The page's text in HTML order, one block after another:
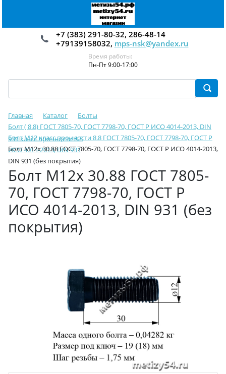
+7 (383) 291-80-32, 286-48-14
+79139158032, mps-nsk@yandex.ru
Время работы:
Пн-Пт 9:00-17:00
Главная Каталог
Болты
Болт ( 8.8) ГОСТ 7805-70, ГОСТ 7798-70, ГОСТ Р ИСО 4014-2013, DIN
931 класс прочности 8.8
Болт М12 класс прочности 8.8 ГОСТ 7805-70, ГОСТ 7798-70, ГОСТ Р
ИСО 4014-2013, DIN 931
Болт М12х 30.88 ГОСТ 7805-70, ГОСТ 7798-70, ГОСТ Р ИСО 4014-2013,
DIN 931 (без покрытия)
Болт М12х 30.88 ГОСТ 7805-
70, ГОСТ 7798-70, ГОСТ Р
ИСО 4014-2013, DIN 931 (без
покрытия)